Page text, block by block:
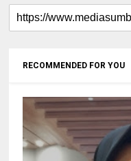
RECOMMENDED FOR YOU